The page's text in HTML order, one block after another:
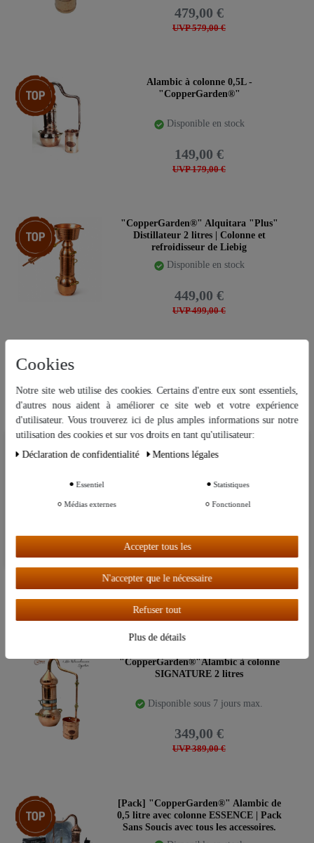
UVP 579,00 €
479,00 €
Article phare
Alambic à colonne 0,5L -
"CopperGarden®"
Disponible en stock
UVP 179,00 €
149,00 €
Article phare
"CopperGarden®" Alquitara "Plus"
Distillateur 2 litres | Colonne et
refroidisseur de Liebig
Disponible en stock
UVP 499,00 €
449,00 €
Nouveauté
Disponible en stock
UVP 579,00 €
489,00 €
Article phare
[Pack] "CopperGarden®" Alambic
En rupture de stock, ravitaillement en
UVP 749,00 €
599,00 €
"CopperGarden®"Alambic à colonne
SIGNATURE 2 litres
Disponible sous 7 jours max.
UVP 389,00 €
349,00 €
Article phare
[Pack] "CopperGarden®" Alambic de
0,5 litre avec colonne ESSENCE | Pack
Sans Soucis avec tous les accessoires.
essentiels, tandis que d’autres nous aident à améliorer ce site Web et
Autres paramètres
Tout accepter
Cookies
Notre site web utilise des cookies. Certains d'entre eux sont essentiels,
d'autres nous aident à améliorer ce site web et votre expérience
d'utilisateur. Vous trouverez ici de plus amples informations sur notre
utilisation des cookies et sur vos droits en tant qu'utilisateur:
Déclaration de confidentialité
Mentions légales
Essentiel Statistiques
Médias externes Fonctionnel
Accepter tous les
N'accepter que le nécessaire
Refuser tout
Plus de détails